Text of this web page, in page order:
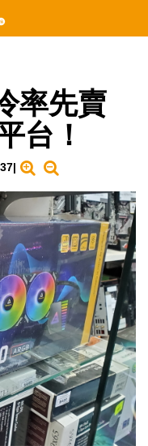
率先賣
台！
|